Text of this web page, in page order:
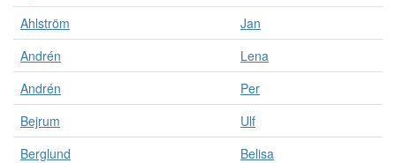
Ahlström
Jan
Andrén
Lena
Andrén
Per
Bejrum
Ulf
Berglund
Belisa